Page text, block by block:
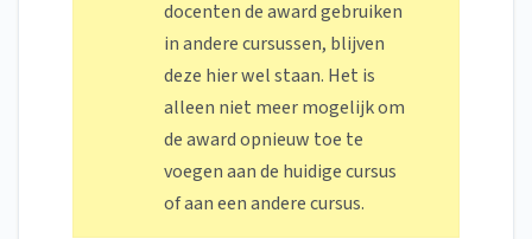
docenten de award gebruiken
in andere cursussen, blijven
deze hier wel staan. Het is
alleen niet meer mogelijk om
de award opnieuw toe te
voegen aan de huidige cursus
of aan een andere cursus.